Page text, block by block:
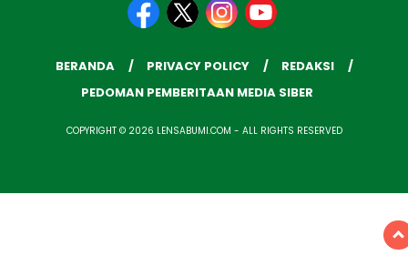
BERANDA PRIVACY POLICY
REDAKSI
PEDOMAN PEMBERITAAN MEDIA SIBER
COPYRIGHT © 2026 LENSABUMI.COM - ALL RIGHTS RESERVED